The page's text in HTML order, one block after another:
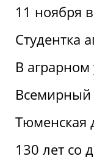
11 ноября
Студентка
В
Всемирный
Тюменская
130 лет со